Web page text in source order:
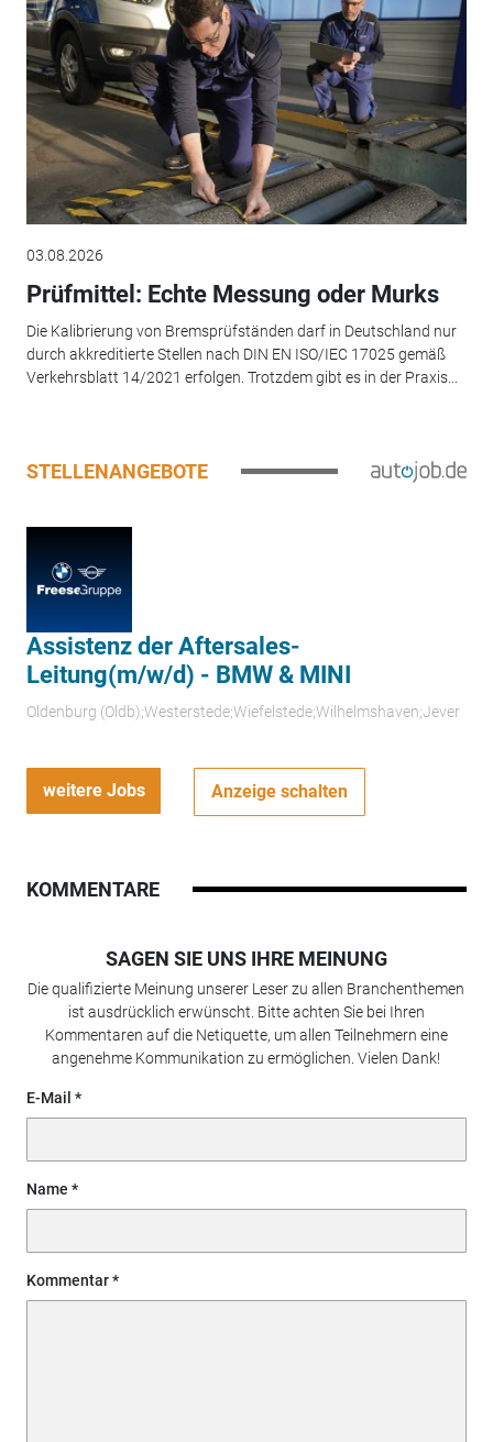
03.08.2026
Prüfmittel: Echte Messung oder Murks
Die Kalibrierung von Bremsprüfständen darf in Deutschland nur
durch akkreditierte Stellen nach DIN EN ISO/IEC 17025 gemäß
Verkehrsblatt 14/2021 erfolgen. Trotzdem gibt es in der Praxis...
STELLENANGEBOTE
Assistenz der Aftersales-
Leitung(m/w/d) - BMW & MINI
Oldenburg (Oldb);Westerstede;Wiefelstede;Wilhelmshaven;Jever
weitere Jobs Anzeige schalten
KOMMENTARE
SAGEN SIE UNS IHRE MEINUNG
Die qualifizierte Meinung unserer Leser zu allen Branchenthemen
ist ausdrücklich erwünscht. Bitte achten Sie bei Ihren
Kommentaren auf die Netiquette, um allen Teilnehmern eine
angenehme Kommunikation zu ermöglichen. Vielen Dank!
E-Mail
Name
Kommentar